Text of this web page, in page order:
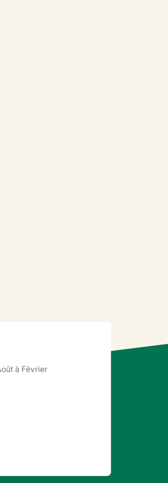
à Février